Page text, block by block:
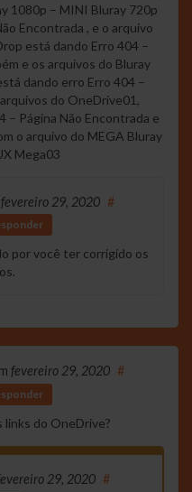
1080p – MINI Bluray 720p
Encontrada , e o arquivo
está dando Erro 404 –
e os arquivos do Bluray
dando erro Erro 404 –
do OneDrive01,
– Página Não Encontrada e
o arquivo do MEGA Bluray
Mega03
fevereiro 29, 2020 #
por você ter corrigido os
fevereiro 29, 2020 #
links do OneDrive?
29, 2020 #